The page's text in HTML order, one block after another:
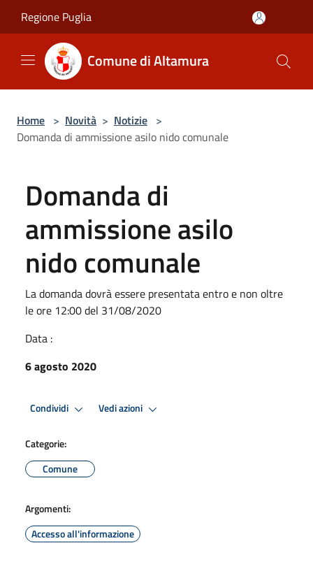
Regione Puglia
Comune di Altamura
Home > Novità > Notizie >
Domanda di ammissione asilo nido comunale
Domanda di
ammissione asilo
nido comunale
La domanda dovrà essere presentata entro e non oltre
le ore 12:00 del 31/08/2020
Data :
6 agosto 2020
Condividi Vedi azioni
Categorie:
Comune
Argomenti:
Accesso all'informazione